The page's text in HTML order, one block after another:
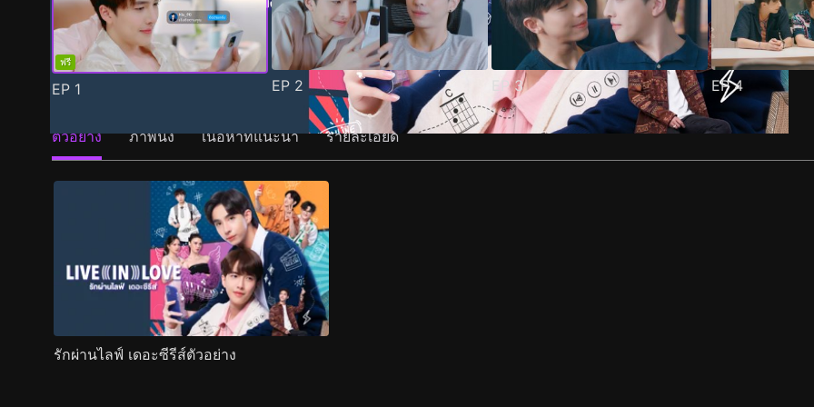
ฟรี
EP 1 EP 2 EP3 EP4
ตัวอย่าง ภาพนิ่ง เนื้อหาที่แนะนำ รายละเอียด
รักผ่านไลฟ์ เดอะซีรีส์ตัวอย่าง